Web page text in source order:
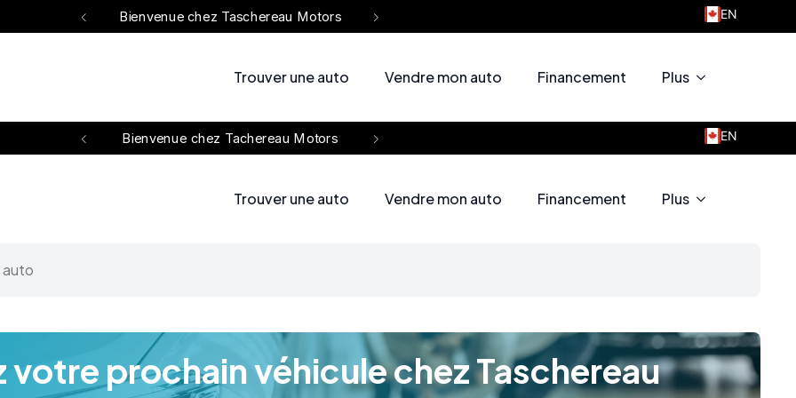
Bienvenue chez Taschereau Motors EN
Trouver une auto Vendre mon auto Financement Plus
Bienvenue chez Tachereau Motors EN
Trouver une auto Vendre mon auto Financement Plus
votre prochain véhicule chez Taschereau